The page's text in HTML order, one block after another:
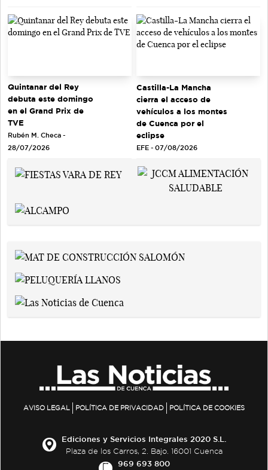
Quintanar del Rey
debuta este domingo
en el Grand Prix de
TVE
Rubén M. Checa -
28/07/2026
Castilla-La Mancha
cierra el acceso de
vehículos a los montes
de Cuenca por el
eclipse
EFE - 07/08/2026
AVISO LEGAL POLÍTICA DE PRIVACIDAD POLÍTICA DE COOKIES
Ediciones y Servicios Integrales 2020 S.L.
Plaza de los Carros, 2. Bajo. 16001 Cuenca
969 693 800